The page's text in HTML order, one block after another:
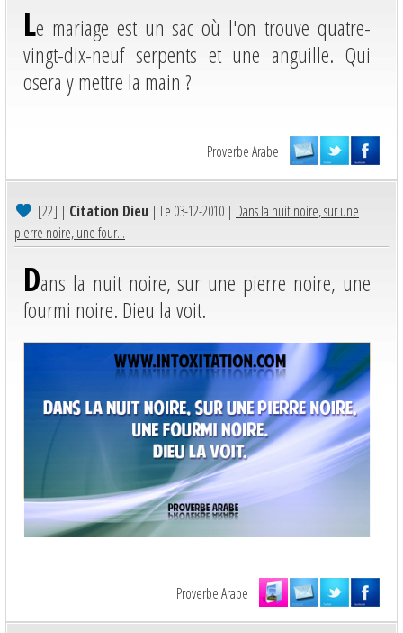
Le mariage est un sac où l'on trouve quatre-
vingt-dix-neuf serpents et une anguille. Qui
osera y mettre la main ?
Proverbe Arabe
[22] | Citation Dieu | Le 03-12-2010 | Dans la nuit noire, sur une
pierre noire, une four...
Dans la nuit noire, sur une pierre noire, une
fourmi noire. Dieu la voit.
Proverbe Arabe